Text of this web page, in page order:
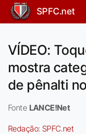
SPFC.net
VÍDEO:
mostra
de pênalti
Fonte LANCE!Net
Redação: SPFC.net